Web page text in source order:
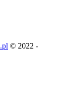
© 2022 -